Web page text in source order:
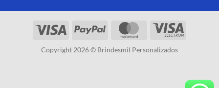
Copyright 2026 © Brindesmil Personalizados